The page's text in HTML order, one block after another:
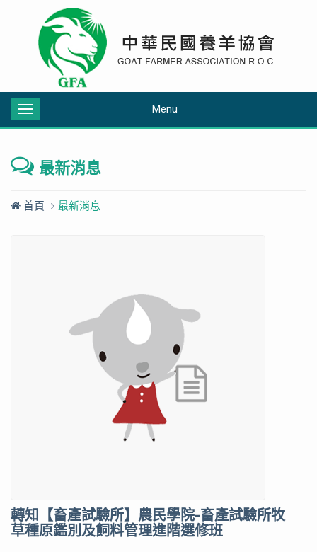
Menu
Toggle
navigation
最新消息
首頁 最新消息
轉知【畜產試驗所】農民學院-畜產試驗所牧
草種原鑑別及飼料管理進階選修班